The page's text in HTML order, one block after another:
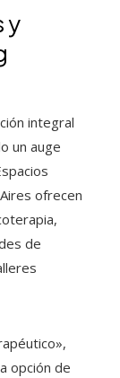
y
integral
un auge
ofrecen
de
opción de